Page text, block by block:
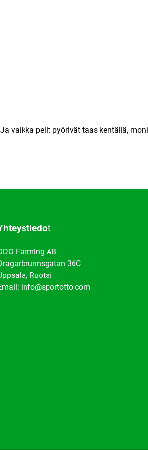
vaikka pelit pyörivät taas kentällä, moni
Farming AB
36C
Ruotsi
info@sportotto.com